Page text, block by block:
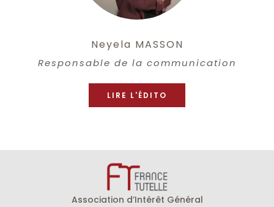
Neyela MASSON
Responsable de la communication
LIRE L'ÉDITO
Association d’Intérêt Général